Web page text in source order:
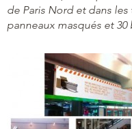
de Paris Nord et dans
panneaux masqués et 30